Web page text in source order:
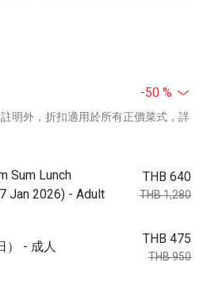
-50 %
明外，折扣適用於所有正價菜式，詳
Sum Lunch
Jan 2026) - Adult
THB 640
THB 1,280
） - 成人
THB 475
THB 950